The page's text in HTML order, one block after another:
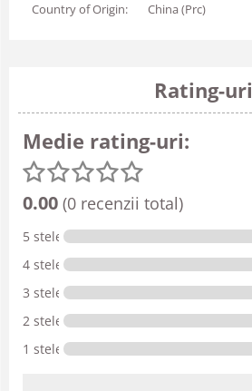
Country of Origin: China (Prc)
Rating-uri
Medie rating-uri:
0.00 (0 recenzii total)
5 stele
4 stele
3 stele
2 stele
1 stele